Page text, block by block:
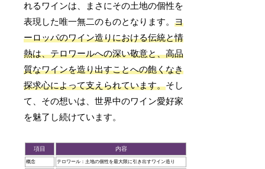
れるワインは、まさにその土地の個性を
表現した唯一無二のものとなります。ヨ
ーロッパのワイン造りにおける伝統と情
熱は、テロワールへの深い敬意と、高品
質なワインを造り出すことへの飽くなき
探求心によって支えられています。そし
て、その想いは、世界中のワイン愛好家
を魅了し続けています。
項目 内容
概念 テロワール：土地の個性を最大限に引き出すワイン造り